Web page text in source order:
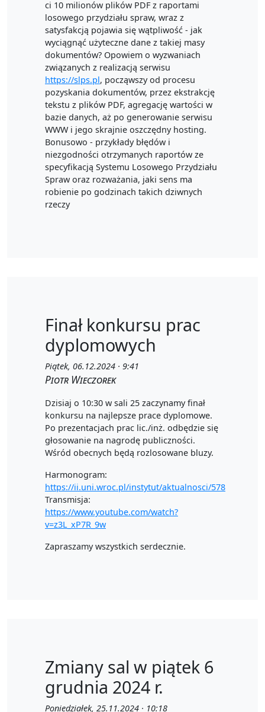
ci 10 milionów plików PDF z raportami
losowego przydziału spraw, wraz z
satysfakcją pojawia się wątpliwość - jak
wyciągnąć użyteczne dane z takiej masy
dokumentów? Opowiem o wyzwaniach
związanych z realizacją serwisu
https://slps.pl, począwszy od procesu
pozyskania dokumentów, przez ekstrakcję
tekstu z plików PDF, agregację wartości w
bazie danych, aż po generowanie serwisu
WWW i jego skrajnie oszczędny hosting.
Bonusowo - przykłady błędów i
niezgodności otrzymanych raportów ze
specyfikacją Systemu Losowego Przydziału
Spraw oraz rozważania, jaki sens ma
robienie po godzinach takich dziwnych
rzeczy
Finał konkursu prac
dyplomowych
Piątek, 06.12.2024 · 9:41
Piotr Wieczorek
Dzisiaj o 10:30 w sali 25 zaczynamy finał
konkursu na najlepsze prace dyplomowe.
Po prezentacjach prac lic./inż. odbędzie się
głosowanie na nagrodę publiczności.
Wśród obecnych będą rozlosowane bluzy.
Harmonogram:
https://ii.uni.wroc.pl/instytut/aktualnosci/578
Transmisja:
https://www.youtube.com/watch?
v=z3L_xP7R_9w
Zapraszamy wszystkich serdecznie.
Zmiany sal w piątek 6
grudnia 2024 r.
Poniedziałek, 25.11.2024 · 10:18